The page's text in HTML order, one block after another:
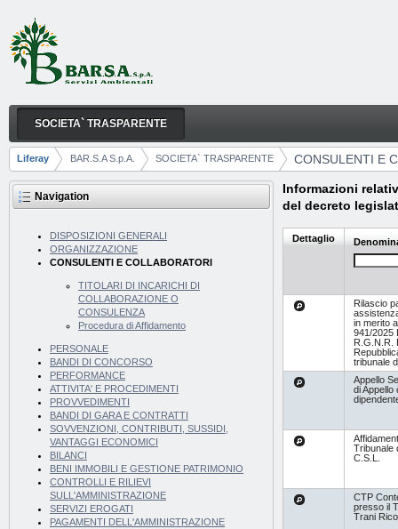
Skip to Content
CONSULENTI E COLLABORATORI
Navigation
SOCIETA` TRASPARENTE
Breadcrumbs
Liferay BAR.S.A S.p.A. SOCIETA` TRASPARENTE CONSULENTI E
Navigation
DISPOSIZIONI GENERALI
ORGANIZZAZIONE
CONSULENTI E COLLABORATORI
TITOLARI DI INCARICHI DI
COLLABORAZIONE O
CONSULENZA
Procedura di Affidamento
PERSONALE
BANDI DI CONCORSO
PERFORMANCE
ATTIVITA' E PROCEDIMENTI
PROVVEDIMENTI
BANDI DI GARA E CONTRATTI
SOVVENZIONI, CONTRIBUTI, SUSSIDI,
VANTAGGI ECONOMICI
BILANCI
BENI IMMOBILI E GESTIONE PATRIMONIO
CONTROLLI E RILIEVI
SULL'AMMINISTRAZIONE
SERVIZI EROGATI
PAGAMENTI DELL'AMMINISTRAZIONE
Informazioni
del decreto
Dettaglio
Rilascio
in merito
941/2025
R.G.N.R.
tribunale
Appello
di Appello
Tribunale
C.S.L.
CTP
presso il
Trani